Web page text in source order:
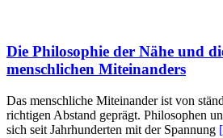
Die Philosophie der Nähe und
menschlichen Miteinanders
Das menschliche Miteinander ist von
richtigen Abstand geprägt. Philosophen
sich seit Jahrhunderten mit der Spannung